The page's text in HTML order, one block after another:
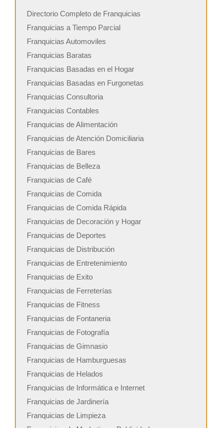
Directorio Completo de Franquicias
Franquicias a Tiempo Parcial
Franquicias Automoviles
Franquicias Baratas
Franquicias Basadas en el Hogar
Franquicias Basadas en Furgonetas
Franquicias Consultoria
Franquicias Contables
Franquicias de Alimentación
Franquicias de Atención Domiciliaria
Franquicias de Bares
Franquicias de Belleza
Franquicias de Café
Franquicias de Comida
Franquicias de Comida Rápida
Franquicias de Decoración y Hogar
Franquicias de Deportes
Franquicias de Distribución
Franquicias de Entretenimiento
Franquicias de Exito
Franquicias de Ferreterías
Franquicias de Fitness
Franquicias de Fontaneria
Franquicias de Fotografía
Franquicias de Gimnasio
Franquicias de Hamburguesas
Franquicias de Helados
Franquicias de Informática e Internet
Franquicias de Jardinería
Franquicias de Limpieza